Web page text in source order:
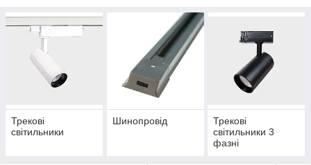
Висока передача кольору (CRI ≥ 90):
виглядають природно, як при сонячному світлі.
потужні LED-модулі зі
світловіддачею до 110 лм/Вт.
Надійність:
алюмінієві корпуси для ідеального
охолодження та ресурс роботи до 50 000 годин.
Дизайн:мінімалістичні форми у білому та чорному
виконанні, що пасують до стилів Loft, High-Tech та
Modern.
Трекові
світильники
Шинопровід
Трекові
світильники 3
фазні